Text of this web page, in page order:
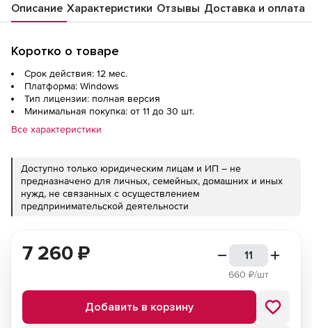
Описание Характеристики Отзывы Доставка и оплата
Коротко о товаре
Срок действия: 12 мес.
Платформа: Windows
Тип лицензии: полная версия
Минимальная покупка: от 11 до 30 шт.
Все характеристики
Доступно только юридическим лицам и ИП – не
предназначено для личных, семейных, домашних и иных
нужд, не связанных с осуществлением
предпринимательской деятельности
7 260 ₽
660 ₽/шт
Добавить в корзину